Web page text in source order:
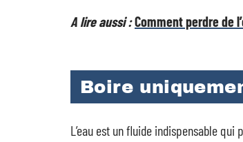
A lire aussi :Comment perdre de
Boire
L’eau est un fluide indispensable